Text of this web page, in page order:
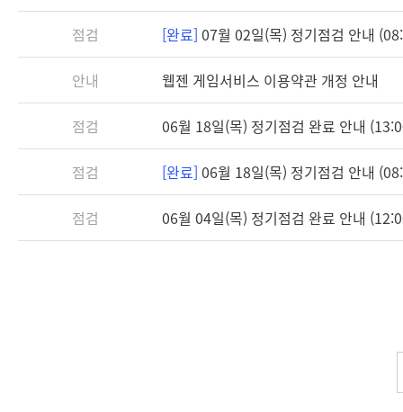
점검 [완료] 07월 02일(목) 정기점검 안내
안내 웹젠 게임서비스 이용약관 개정 안내
점검 06월 18일(목) 정기점검 완료 안내
점검 [완료] 06월 18일(목) 정기점검 안내
점검 06월 04일(목) 정기점검 완료 안내